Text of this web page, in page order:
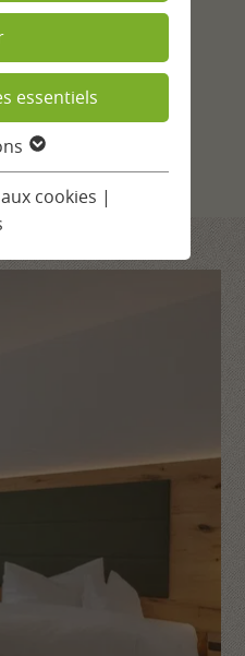
essentiels
cookies |
Noire
les enfants